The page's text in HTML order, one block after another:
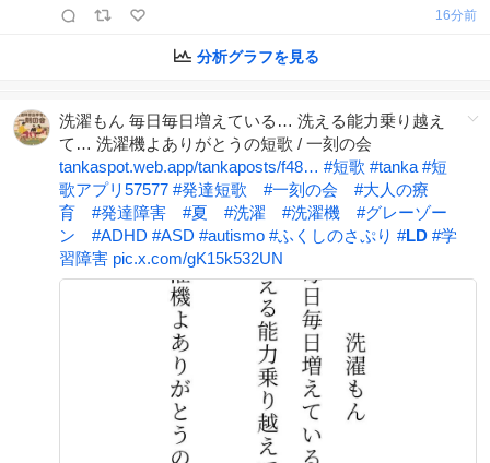
16分前
分析グラフを見る
洗濯もん 毎日毎日増えている… 洗える能力乗り越え
て… 洗濯機よありがとうの短歌 / 一刻の会
tankaspot.web.app/tankaposts/f48… #短歌 #tanka #短
歌アプリ57577 #発達短歌 #一刻の会 #大人の療
育
#発達障害 #夏 #洗濯 #洗濯機 #グレーゾー
ン
#ADHD #ASD #autismo #ふくしのさぷり #LD #学
習障害 pic.x.com/gK15k532UN